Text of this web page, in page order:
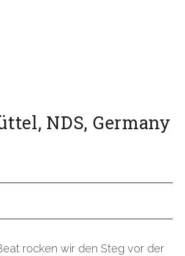
, NDS, Germany
rocken wir den Steg vor der